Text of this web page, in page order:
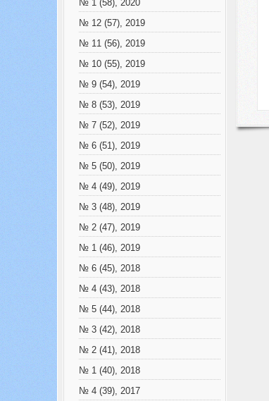
№ 1 (58), 2020
№ 12 (57), 2019
№ 11 (56), 2019
№ 10 (55), 2019
№ 9 (54), 2019
№ 8 (53), 2019
№ 7 (52), 2019
№ 6 (51), 2019
№ 5 (50), 2019
№ 4 (49), 2019
№ 3 (48), 2019
№ 2 (47), 2019
№ 1 (46), 2019
№ 6 (45), 2018
№ 4 (43), 2018
№ 5 (44), 2018
№ 3 (42), 2018
№ 2 (41), 2018
№ 1 (40), 2018
№ 4 (39), 2017